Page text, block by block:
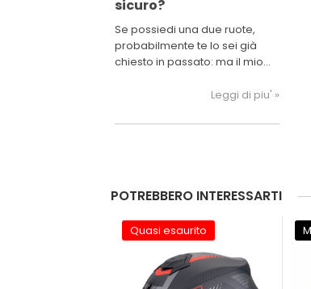
sicuro?
Se possiedi una due ruote,
probabilmente te lo sei già
chiesto in passato: ma il mio
Leggi di piu' »
POTREBBERO INTERESSARTI
Quasi esaurito